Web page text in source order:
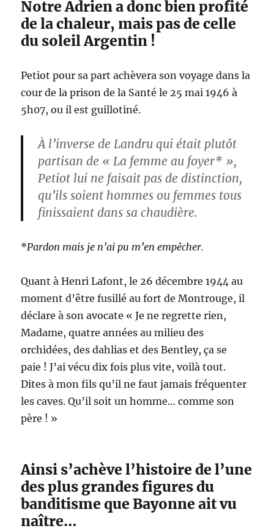
Notre Adrien a donc bien profité
de la chaleur, mais pas de celle
du soleil Argentin !
Petiot pour sa part achèvera son voyage dans la
cour de la prison de la Santé le 25 mai 1946 à
5h07, ou il est guillotiné.
À l’inverse de Landru qui était plutôt
partisan de « La femme au foyer* »,
Petiot lui ne faisait pas de distinction,
qu’ils soient hommes ou femmes tous
finissaient dans sa chaudière.
*Pardon mais je n’ai pu m’en empêcher.
Quant à Henri Lafont, le 26 décembre 1944 au
moment d’être fusillé au fort de Montrouge, il
déclare à son avocate « Je ne regrette rien,
Madame, quatre années au milieu des
orchidées, des dahlias et des Bentley, ça se
paie ! J’ai vécu dix fois plus vite, voilà tout.
Dites à mon fils qu’il ne faut jamais fréquenter
les caves. Qu’il soit un homme… comme son
père ! »
Ainsi s’achève l’histoire de l’une
des plus grandes figures du
banditisme que Bayonne ait vu
naître…